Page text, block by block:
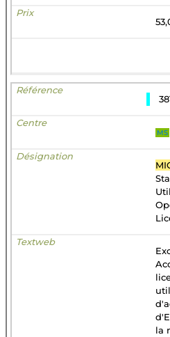
MS
la